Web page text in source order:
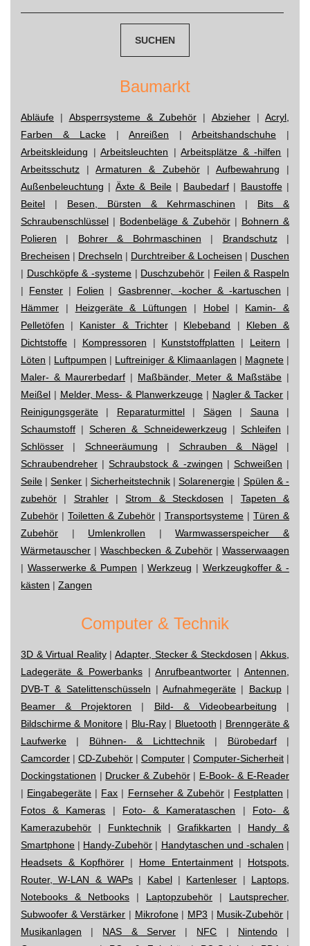
Baumarkt
Abläufe | Absperrsysteme & Zubehör | Abzieher| Acryl,
Farben & Lacke | Anreißen | Arbeitshandschuhe |
Arbeitskleidung |Arbeitsleuchten |Arbeitsplätze & -hilfen |
Arbeitsschutz |Armaturen & Zubehör| Aufbewahrung |
Außenbeleuchtung | Äxte & Beile| Baubedarf| Baustoffe|
Beitel | Besen, Bürsten & Kehrmaschinen | Bits &
Schraubenschlüssel | Bodenbeläge & Zubehör| Bohnern &
Polieren | Bohrer & Bohrmaschinen | Brandschutz|
Brecheisen | Drechseln | Durchtreiber & Locheisen | Duschen
| Duschköpfe & -systeme | Duschzubehör | Feilen & Raspeln
| Fenster | Folien | Gasbrenner, -kocher & -kartuschen |
Hämmer | Heizgeräte & Lüftungen | Hobel| Kamin- &
Pelletöfen | Kanister & Trichter| Klebeband | Kleben &
Dichtstoffe | Kompressoren | Kunststoffplatten | Leitern |
Löten | Luftpumpen | Luftreiniger & Klimaanlagen | Magnete|
Maler- & Maurerbedarf | Maßbänder, Meter & Maßstäbe |
Meißel | Melder, Mess- & Planwerkzeuge | Nagler & Tacker |
Reinigungsgeräte | Reparaturmittel| Sägen | Sauna |
Schaumstoff |Scheren & Schneidewerkzeug | Schleifen |
Schlösser | Schneeräumung | Schrauben & Nägel|
Schraubendreher |Schraubstock & -zwingen | Schweißen |
Seile |Senker | Sicherheitstechnik|Solarenergie | Spülen & -
zubehör | Strahler|Strom & Steckdosen | Tapeten &
Zubehör | Toiletten & Zubehör | Transportsysteme | Türen &
Zubehör | Umlenkrollen |Warmwasserspeicher &
Wärmetauscher |Waschbecken & Zubehör|Wasserwaagen
| Wasserwerke & Pumpen |Werkzeug | Werkzeugkoffer & -
kästen | Zangen
Computer & Technik
3D & Virtual Reality|Adapter, Stecker & Steckdosen |Akkus,
Ladegeräte & Powerbanks|Anrufbeantworter |Antennen,
DVB-T & Satelittenschüsseln |Aufnahmegeräte | Backup|
Beamer & Projektoren | Bild- & Videobearbeitung |
Bildschirme & Monitore| Blu-Ray| Bluetooth | Brenngeräte &
Laufwerke | Bühnen- & Lichttechnik| Bürobedarf|
Camcorder | CD-Zubehör | Computer | Computer-Sicherheit |
Dockingstationen | Drucker & Zubehör| E-Book- & E-Reader
| Eingabegeräte | Fax | Fernseher & Zubehör| Festplatten |
Fotos & Kameras | Foto- & Kamerataschen | Foto- &
Kamerazubehör | Funktechnik|Grafikkarten | Handy &
Smartphone | Handy-Zubehör | Handytaschen und -schalen |
Headsets & Kopfhörer | Home Entertainment| Hotspots,
Router, W-LAN & WAPs | Kabel| Kartenleser | Laptops,
Notebooks & Netbooks | Laptopzubehör | Lautsprecher,
Subwoofer & Verstärker | Mikrofone| MP3 | Musik-Zubehör |
Musikanlagen | NAS & Server| NFC | Nintendo|